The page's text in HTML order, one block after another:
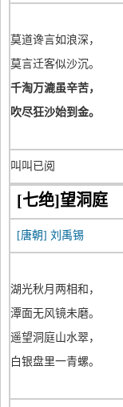
莫道谗言如浪深，
莫言迁客似沙沉。
千淘万漉虽辛苦，
吹尽狂沙始到金。
叫叫已阅
[七绝]望洞庭
[唐朝] 刘禹锡
湖光秋月两相和，
潭面无风镜未磨。
遥望洞庭山水翠，
白银盘里一青螺。